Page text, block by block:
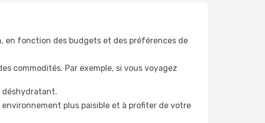
en fonction des budgets et des préférences de
commodités. Par exemple, si vous voyagez
déshydratant.
plus paisible et à profiter de votre